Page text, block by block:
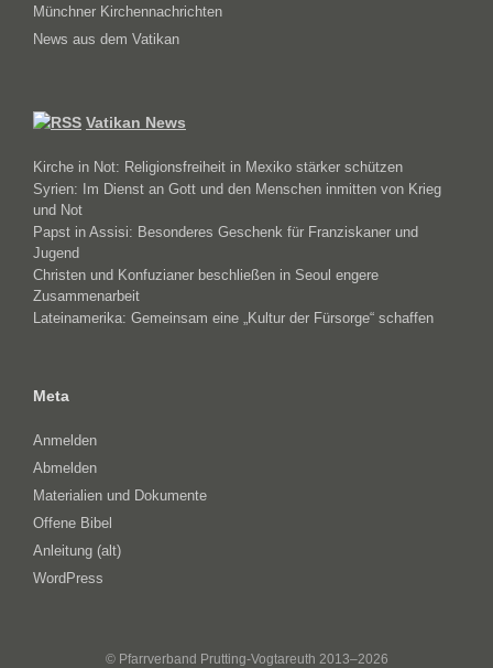
Münchner Kirchennachrichten
News aus dem Vatikan
Vatikan News
Kirche in Not: Religionsfreiheit in Mexiko stärker schützen
Syrien: Im Dienst an Gott und den Menschen inmitten von Krieg
und Not
Papst in Assisi: Besonderes Geschenk für Franziskaner und
Jugend
Christen und Konfuzianer beschließen in Seoul engere
Zusammenarbeit
Lateinamerika: Gemeinsam eine „Kultur der Fürsorge“ schaffen
Meta
Anmelden
Abmelden
Materialien und Dokumente
Offene Bibel
Anleitung (alt)
WordPress
© Pfarrverband Prutting-Vogtareuth 2013–2026